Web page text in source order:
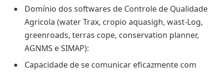
Domínio dos softwares de Controle de Qualidade
Agricola (water Trax, cropio aquasigh, wast-Log,
greenroads, terras cope, conservation planner,
AGNMS e SIMAP):
Capacidade de se comunicar eficazmente com